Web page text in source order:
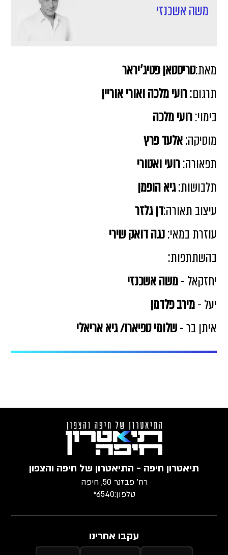
משה אשכנזי
מאת:טריסטאן פטיג'יראר
תרגום:רועי מלכה ואורי אוריין
בימוי:רועי מלכה
מוסיקה:אלעד פרץ
תפאורה:רועי ואטורי
תלבושות:גיא הופמן
עיצוב תאורה:דן גלזר
עוזרת במאי:נגה דואק שירי
בהשתתפות:
יחזקאל -משה אשכנזי
יעל -מירב פלדמן
איתן בר -שלומי טפיארו/ גיא אריאלי
תיאטרון חיפה - התיאטרון של חיפה והצפון
רח׳ פבזנר 50, חיפה
טלפון:6540*
עקבו אחרינו